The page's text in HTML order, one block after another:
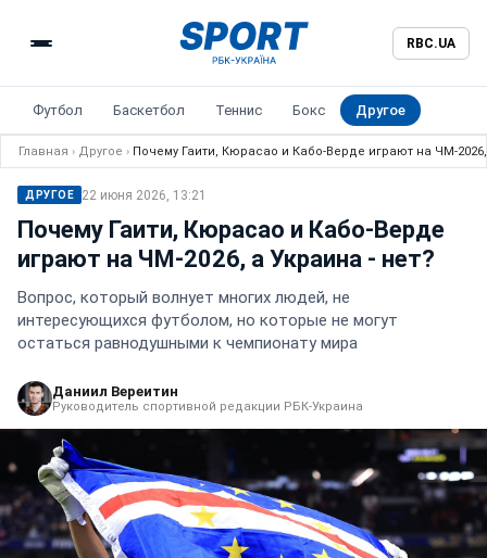
RBC.UA
Футбол Баскетбол Теннис Бокс Другое
Главная › Другое › Почему Гаити, Кюрасао и Кабо-Верде играют на ЧМ-2026,
ДРУГОЕ 22 июня 2026, 13:21
Почему Гаити, Кюрасао и Кабо-Верде
играют на ЧМ-2026, а Украина - нет?
Вопрос, который волнует многих людей, не
интересующихся футболом, но которые не могут
остаться равнодушными к чемпионату мира
Даниил Вереитин
Руководитель спортивной редакции РБК-Украина